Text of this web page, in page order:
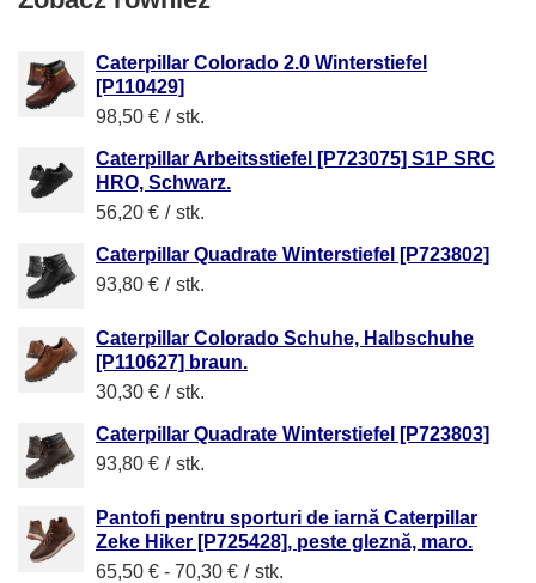
Caterpillar Colorado 2.0 Winterstiefel
[P110429]
98,50 € / stk.
Caterpillar Arbeitsstiefel [P723075] S1P SRC
HRO, Schwarz.
56,20 € / stk.
Caterpillar Quadrate Winterstiefel [P723802]
93,80 € / stk.
Caterpillar Colorado Schuhe, Halbschuhe
[P110627] braun.
30,30 € / stk.
Caterpillar Quadrate Winterstiefel [P723803]
93,80 € / stk.
Pantofi pentru sporturi de iarnă Caterpillar
Zeke Hiker [P725428], peste gleznă, maro.
65,50 € - 70,30 € / stk.